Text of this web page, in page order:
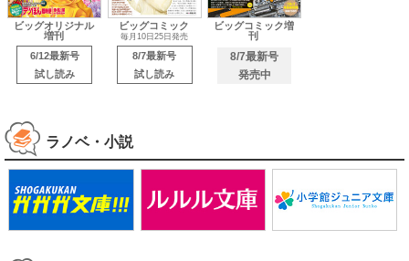
ビッグオリジナル
増刊
6/12最新号
試し読み
ビッグコミック
毎月10日25日発売
8/7最新号
試し読み
ビッグコミック増
刊
8/7最新号
発売中
ラノベ・小説